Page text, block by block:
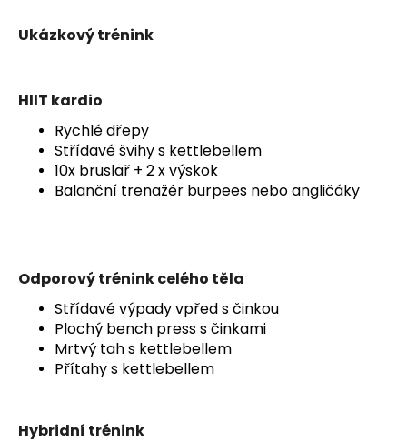
Ukázkový trénink
HIIT kardio
Rychlé dřepy
Střídavé švihy s kettlebellem
10x bruslař + 2 x výskok
Balanční trenažér burpees nebo angličáky
Odporový trénink celého těla
Střídavé výpady vpřed s činkou
Plochý bench press s činkami
Mrtvý tah s kettlebellem
Přítahy s kettlebellem
Hybridní trénink